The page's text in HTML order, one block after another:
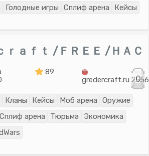
Голодные игры Сплиф арена Кейсы
ｒａｆｔ /ＦＲＥＥ /ＨＡＣ
89
0
Кланы Кейсы Моб арена
Оружие
Сплиф арена Тюрьма
Экономика